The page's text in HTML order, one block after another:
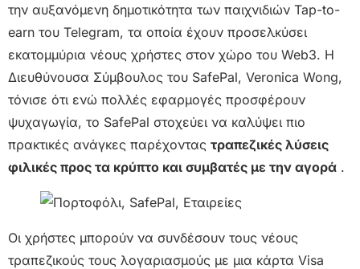
την αυξανόμενη δημοτικότητα των παιχνιδιών Tap-to-
earn του Telegram, τα οποία έχουν προσελκύσει
εκατομμύρια νέους χρήστες στον χώρο του Web3. Η
Διευθύνουσα Σύμβουλος του SafePal, Veronica Wong,
τόνισε ότι ενώ πολλές εφαρμογές προσφέρουν
ψυχαγωγία, το SafePal στοχεύει να καλύψει πιο
πρακτικές ανάγκες παρέχοντας τραπεζικές λύσεις
φιλικές προς τα κρύπτο και συμβατές με την αγορά .
Οι χρήστες μπορούν να συνδέσουν τους νέους
τραπεζικούς τους λογαριασμούς με μια κάρτα Visa